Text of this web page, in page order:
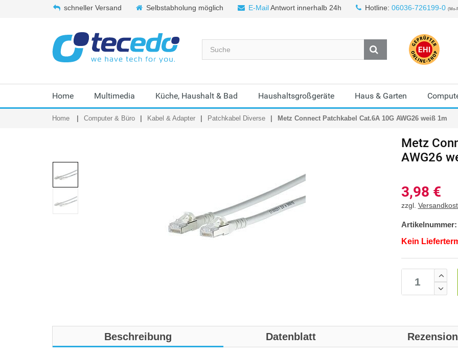
schneller Versand Selbstabholung möglich E-MailAntwort innerhalb 24h Hotline: 06036-726199-0 (Mo-
Home Multimedia Küche, Haushalt & Bad Haushaltsgroßgeräte Haus & Garten
Home Computer & Büro Kabel & Adapter Patchkabel Diverse Metz Connect Patchkabel Cat.6A 10G AWG26 weiß 1m
Metz
AWG26
3,98 €
zzgl.
Artikelnummer:
Kein
Beschreibung Datenblatt